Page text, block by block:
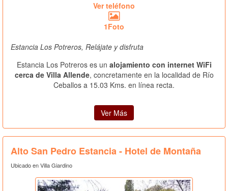
Ver teléfono
1Foto
Estancia Los Potreros, Relájate y disfruta
Estancia Los Potreros es un alojamiento con internet WiFi
cerca de Villa Allende, concretamente en la localidad de Río
Ceballos a 15.03 Kms. en línea recta.
Ver Más
Alto San Pedro Estancia - Hotel de Montaña
Ubicado en Villa Giardino